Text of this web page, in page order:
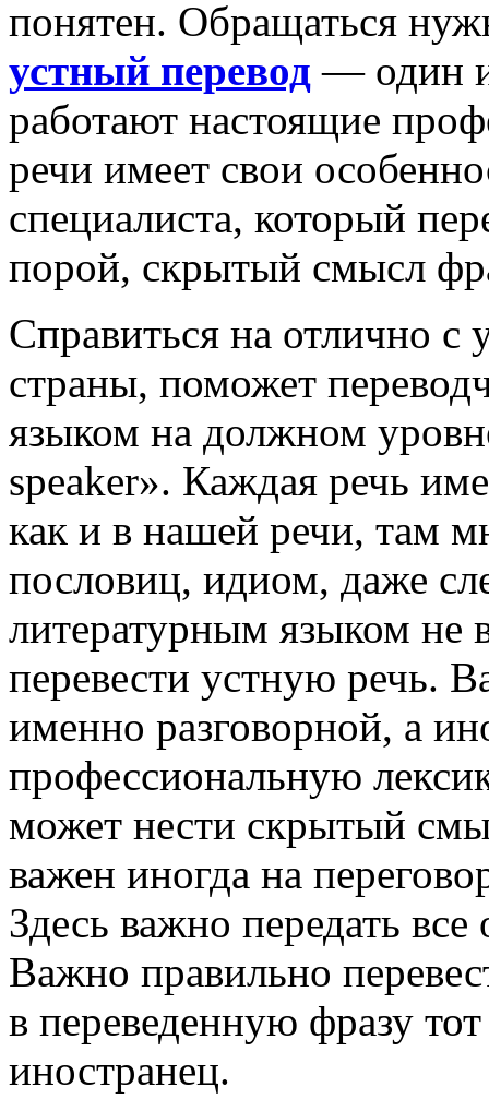
понятен. Обращаться
устный перевод — один
работают настоящие
речи имеет свои
специалиста, который
порой, скрытый смысл
Справиться на отлично с
страны, поможет
языком на должном
speaker». Каждая речь
как и в нашей речи, там
пословиц, идиом, даже
литературным языком не
перевести устную речь.
именно разговорной, а
профессиональную
может нести скрытый
важен иногда на
Здесь важно передать
Важно правильно
в переведенную фразу
иностранец.